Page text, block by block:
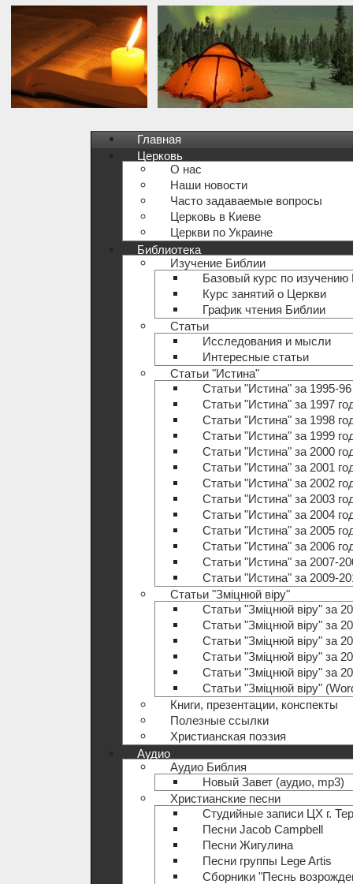
Главная
Церковь
О нас
Наши новости
Часто задаваемые вопросы
Церковь в Киеве
Церкви по Украине
Библиотека
Изучение Библии
Базовый курс по изучению
Курс занятий о Церкви
График чтения Библии
Статьи
Исследования и мысли
Интересные статьи
Статьи "Истина"
Статьи "Истина" за 1995-
Статьи "Истина" за 1997
Статьи "Истина" за 1998
Статьи "Истина" за 1999
Статьи "Истина" за 2000
Статьи "Истина" за 2001
Статьи "Истина" за 2002
Статьи "Истина" за 2003
Статьи "Истина" за 2004
Статьи "Истина" за 2005
Статьи "Истина" за 2006
Статьи "Истина" за 2007-
Статьи "Истина" за 2009-
Статьи "Зміцнюй віру"
Статьи "Зміцнюй віру" за
Статьи "Зміцнюй віру" за
Статьи "Зміцнюй віру" за
Статьи "Зміцнюй віру" за
Статьи "Зміцнюй віру" за
Статьи "Зміцнюй віру"
Книги, презентации, конспекты
Полезные ccылки
Христианская поэзия
Аудио
Аудио Библия
Новый Завет (аудио, mp3)
Христианские песни
Студийные записи ЦХ г.
Песни Jacob Campbell
Песни Жигулина
Песни группы Lege Artis
Сборники "Песнь